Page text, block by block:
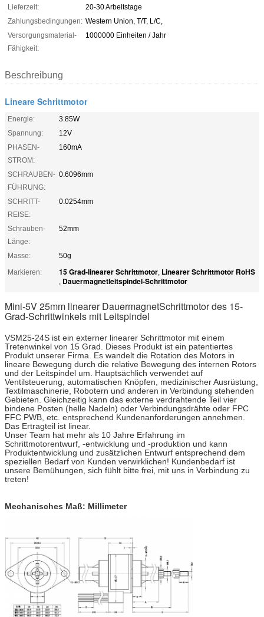
Lieferzeit:
20-30 Arbeitstage
Zahlungsbedingungen: Western Union, T/T, L/C,
Versorgungsmaterial-
Fähigkeit:
1000000 Einheiten / Jahr
Beschreibung
Lineare Schrittmotor
Energie:
3.85W
Spannung:
12V
PHASEN-
STROM:
160mA
SCHRAUBEN-
FÜHRUNG:
0.6096mm
SCHRITT-
REISE:
0.0254mm
Schrauben-
Länge:
52mm
Masse:
50g
Markieren:
15 Grad-linearer Schrittmotor, Linearer Schrittmotor RoHS
, Dauermagnetleitspindel-Schrittmotor
Mini-5V 25mm linearer DauermagnetSchrittmotor des 15-
Grad-Schrittwinkels mit Leitspindel
VSM25-24S ist ein externer linearer Schrittmotor mit einem
Tretenwinkel von 15 Grad. Dieses Produkt ist ein patentiertes
Produkt unserer Firma. Es wandelt die Rotation des Motors in
lineare Bewegung durch die relative Bewegung des internen Rotors
und der Leitspindel um. Hauptsächlich verwendet auf
Ventilsteuerung, automatischen Knöpfen, medizinischer Ausrüstung,
Textilmaschinerie, Robotern und anderen in Verbindung stehenden
Gebieten. Gleichzeitig kann das externe verdrahtende Teil vier
bindene Posten (helle Nadeln) oder Verbindungsdrähte oder FPC
FFC PWB, etc. entsprechend Kundenanforderungen annehmen.
Das Ertragteil ist linear.
Unser Team hat mehr als 10 Jahre Erfahrung im
Schrittmotorentwurf, -entwicklung und -produktion und kann
Produktentwicklung und zusätzlichen Entwurf entsprechend dem
speziellen Bedarf von Kunden verwirklichen! Kundenbedarf ist
unsere Bemühungen, sich fühlt bitte frei, mit uns in Verbindung zu
treten!
Mechanisches Maß: Millimeter